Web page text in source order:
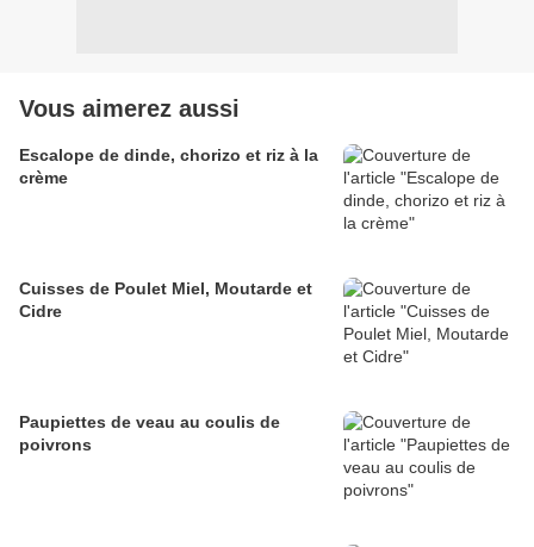
Vous aimerez aussi
Escalope de dinde, chorizo et riz à la
crème
Cuisses de Poulet Miel, Moutarde et
Cidre
Paupiettes de veau au coulis de
poivrons